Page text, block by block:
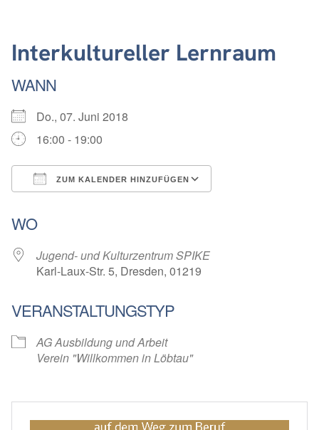
Interkultureller Lernraum
WANN
Do., 07. Juni 2018
16:00 - 19:00
ZUM KALENDER HINZUFÜGEN
WO
Jugend- und Kulturzentrum SPIKE
Karl-Laux-Str. 5, Dresden, 01219
VERANSTALTUNGSTYP
AG Ausbildung und Arbeit
Verein "Willkommen in Löbtau"